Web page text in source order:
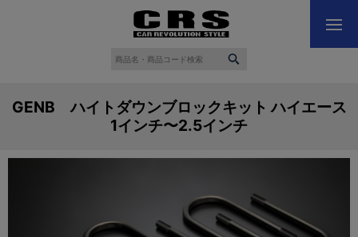
GENB ハイトダウンブロックキット ハイエース
1インチ〜2.5インチ